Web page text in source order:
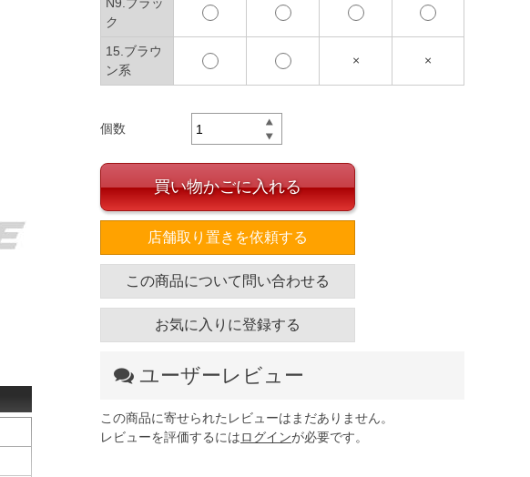
ク
15.ブラウ
ン系
× ×
個数
買い物かごに入れる
店舗取り置きを依頼する
この商品について問い合わせる
お気に入りに登録する
ユーザーレビュー
この商品に寄せられたレビューはまだありません。
レビューを評価するにはログインが必要です。